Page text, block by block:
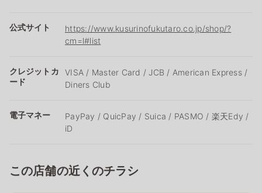
公式サイト
https://www.kusurinofukutaro.co.jp/shop/?
cm=l#list
クレジットカ
ード
VISA / Master Card / JCB / American Express /
Diners Club
電子マネー
PayPay / QuicPay / Suica / PASMO / 楽天Edy /
iD
この店舗の近くのチラシ